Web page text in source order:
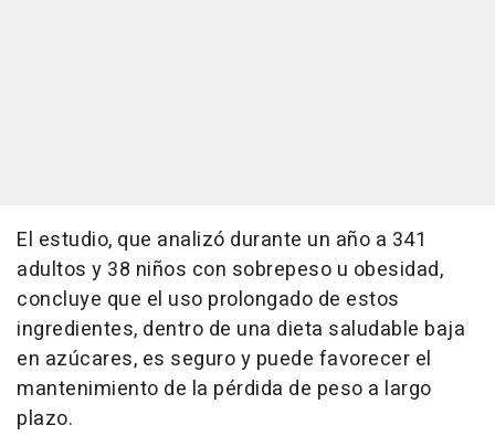
El estudio, que analizó durante un año a 341
adultos y 38 niños con sobrepeso u obesidad,
concluye que el uso prolongado de estos
ingredientes, dentro de una dieta saludable baja
en azúcares, es seguro y puede favorecer el
mantenimiento de la pérdida de peso a largo
plazo.